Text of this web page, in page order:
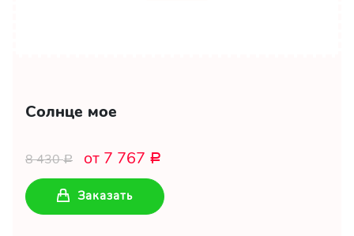
Солнце мое
8 430Р от 7 767 Р
Заказать